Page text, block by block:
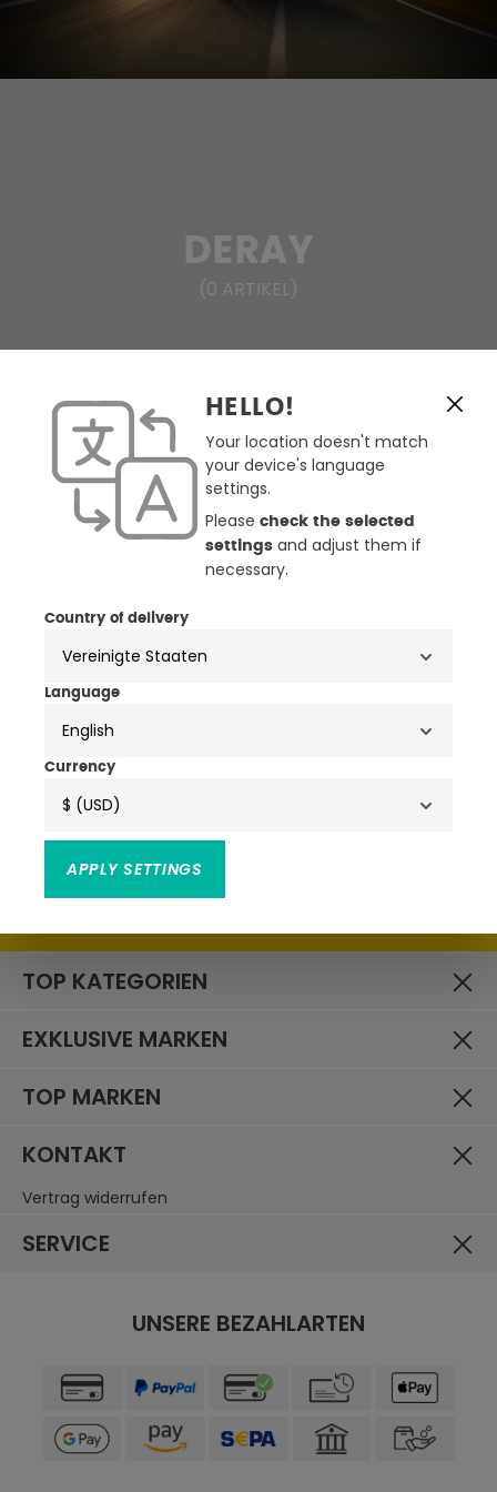
DERAY
(0 ARTIKEL)
FILTERN & SORTIEREN
Keine Produkte gefunden.
ANMELDEN & ATTRAKTIVE
VORTEILE SICHERN
• Exklusive Aktionen, Produktneuheiten & Trends
• Attraktive Rabatte, Schnäppchen & Gutscheine
Ich habe dieDatenschutzbestimmungen
genommen und dieAGBgelesen und bin mit ihnen
TOP KATEGORIEN
EXKLUSIVE MARKEN
TOP MARKEN
KONTAKT
Vertrag widerrufen
SERVICE
UNSERE BEZAHLARTEN
HELLO!
Your location doesn't match
your device's language
settings.
Please check the selected
settings and adjust them if
necessary.
Country of delivery
Language
English
Currency
$ (USD)
APPLY SETTINGS